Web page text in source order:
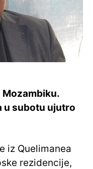
Mozambiku.
u subotu ujutro
iz Quelimanea
rezidencije,